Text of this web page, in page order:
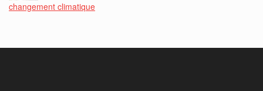
changement climatique